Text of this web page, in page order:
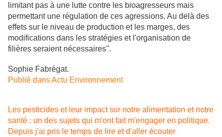
limitant pas à une lutte contre les bioagresseurs mais
permettant une régulation de ces agressions. Au delà des
effets sur le niveau de production et les marges, des
modifications dans les stratégies et l'organisation de
filières seraient nécessaires''.
Sophie Fabrégat.
Publié dans Actu Environnement
Les pesticides et leur impact sur notre alimentation et notre
santé : un des sujets qui m'ont fait m'engager en politique.
Depuis j'ai pris le temps de lire et d'aller écouter